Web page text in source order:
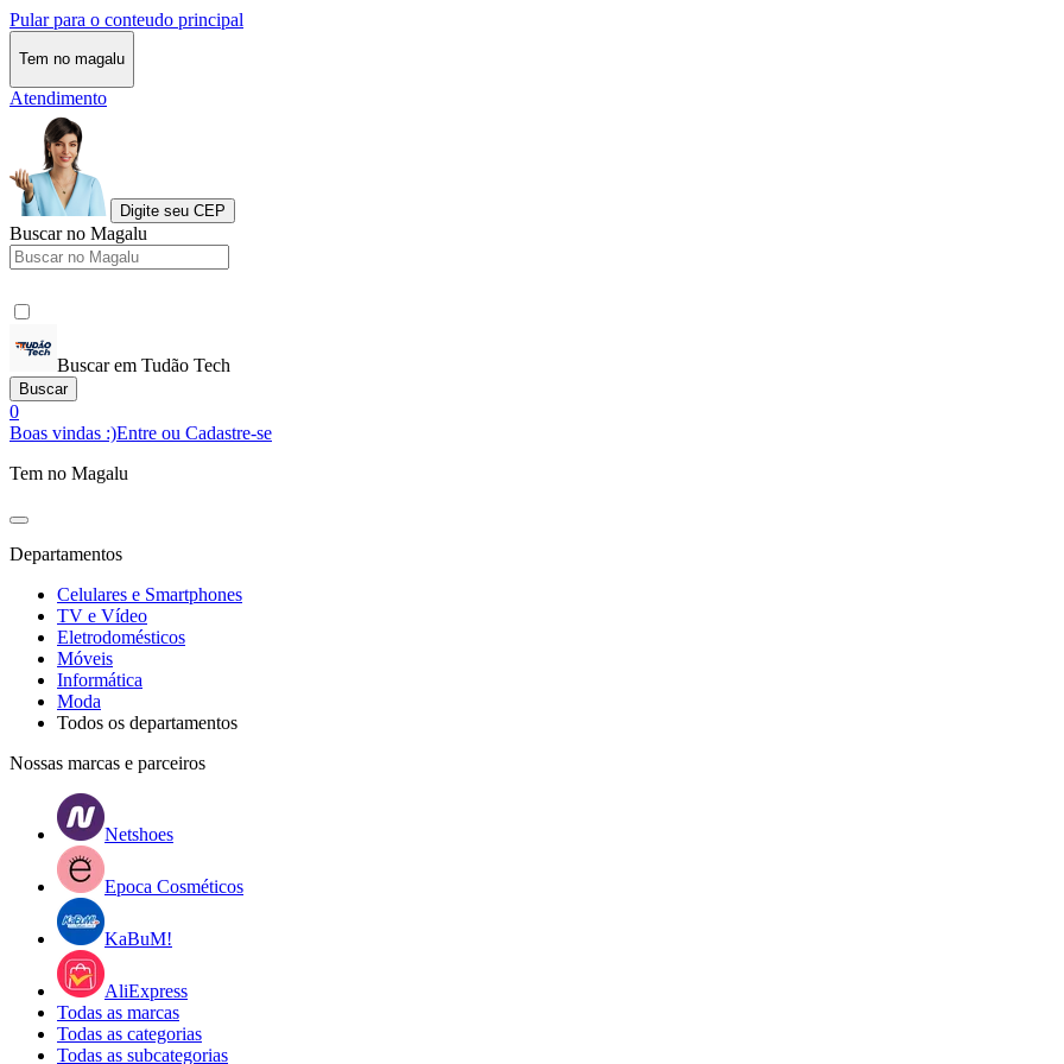
Pular para o conteudo principal
Tem no magalu
Atendimento
Digite seu CEP
Buscar no Magalu
Buscar em Tudão Tech
Buscar
0
Boas vindas :)Entre ou Cadastre-se
Tem no Magalu
Departamentos
Celulares e Smartphones
TV e Vídeo
Eletrodomésticos
Móveis
Informática
Moda
Todos os departamentos
Nossas marcas e parceiros
Netshoes
Epoca Cosméticos
KaBuM!
AliExpress
Todas as marcas
Todas as categorias
Todas as subcategorias